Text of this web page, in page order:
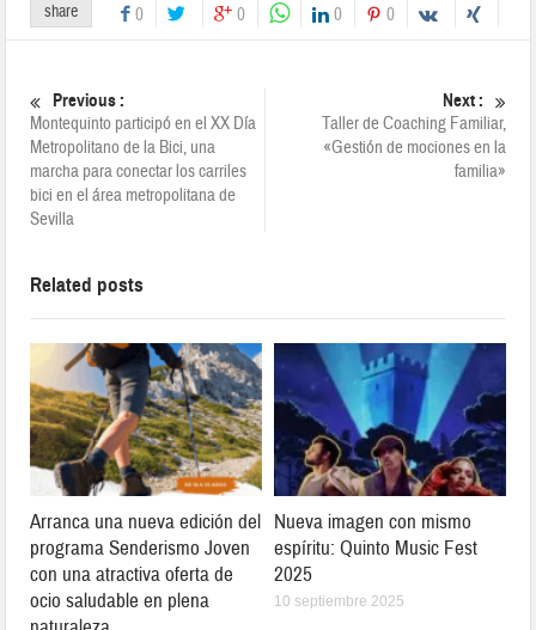
share 0 0 0 0
Previous :
Montequinto participó en el XX Día
Metropolitano de la Bici, una
marcha para conectar los carriles
bici en el área metropolitana de
Sevilla
Next :
Taller de Coaching Familiar,
«Gestión de mociones en la
familia»
Related posts
Arranca una nueva edición del
programa Senderismo Joven
con una atractiva oferta de
ocio saludable en plena
Nueva imagen con mismo
espíritu: Quinto Music Fest
2025
10 septiembre 2025